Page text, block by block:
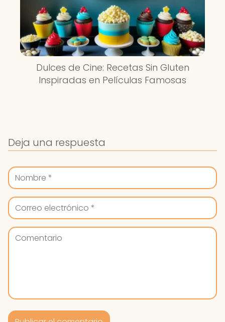
Dulces de Cine: Recetas Sin Gluten
Inspiradas en Películas Famosas
Deja una respuesta